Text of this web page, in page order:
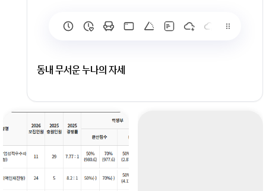
동내 무서운 누나의 자세
회원가입 혹은 광고 [X]를 누르면 내용이 보입니다